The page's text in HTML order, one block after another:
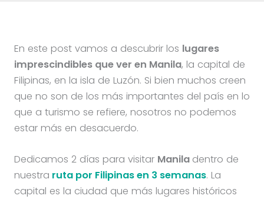
En este post vamos a descubrir los lugares
imprescindibles que ver en Manila, la capital de
Filipinas, en la isla de Luzón. Si bien muchos creen
que no son de los más importantes del país en lo
que a turismo se refiere, nosotros no podemos
estar más en desacuerdo.
Dedicamos 2 días para visitar Manila dentro de
nuestra ruta por Filipinas en 3 semanas. La
capital es la ciudad que más lugares históricos